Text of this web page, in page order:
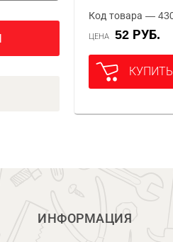
Код товара —
ЦЕНА 52 РУБ.
КУПИТЬ
ИНФОРМАЦИЯ